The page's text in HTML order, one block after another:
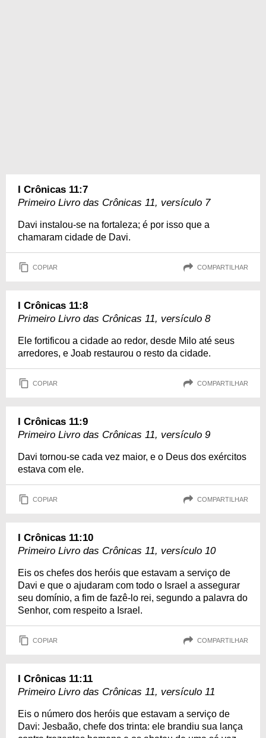
I Crônicas 11:7
Primeiro Livro das Crônicas 11, versículo 7
Davi instalou-se na fortaleza; é por isso que a
chamaram cidade de Davi.
COPIAR COMPARTILHAR
I Crônicas 11:8
Primeiro Livro das Crônicas 11, versículo 8
Ele fortificou a cidade ao redor, desde Milo até seus
arredores, e Joab restaurou o resto da cidade.
COPIAR COMPARTILHAR
I Crônicas 11:9
Primeiro Livro das Crônicas 11, versículo 9
Davi tornou-se cada vez maior, e o Deus dos exércitos
estava com ele.
COPIAR COMPARTILHAR
I Crônicas 11:10
Primeiro Livro das Crônicas 11, versículo 10
Eis os chefes dos heróis que estavam a serviço de
Davi e que o ajudaram com todo o Israel a assegurar
seu domínio, a fim de fazê-lo rei, segundo a palavra do
Senhor, com respeito a Israel.
COPIAR COMPARTILHAR
I Crônicas 11:11
Primeiro Livro das Crônicas 11, versículo 11
Eis o número dos heróis que estavam a serviço de
Davi: Jesbaão, chefe dos trinta: ele brandiu sua lança